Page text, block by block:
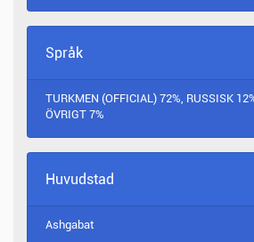
Språk
TURKMEN (OFFICIAL) 72%, RUSSISK
ÖVRIGT 7%
Huvudstad
Ashgabat